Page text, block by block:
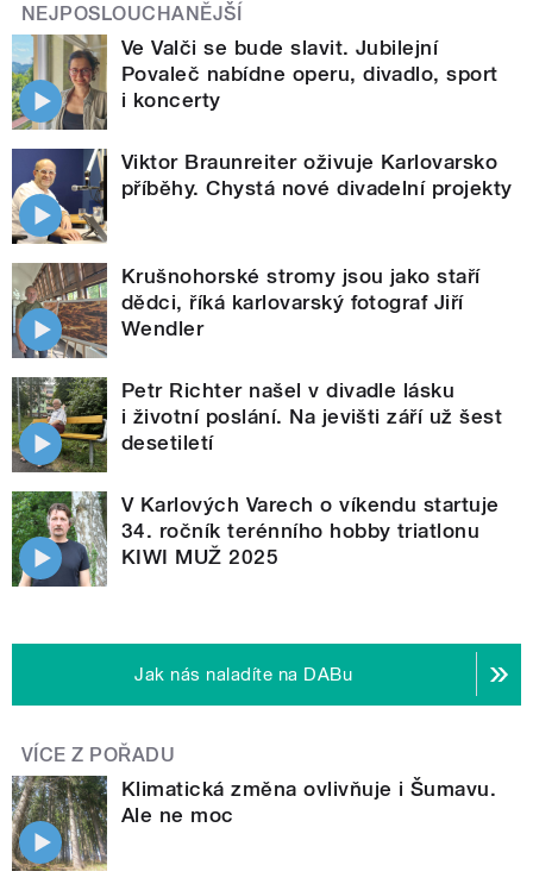
NEJPOSLOUCHANĚJŠÍ
Ve Valči se bude slavit. Jubilejní
Povaleč nabídne operu, divadlo, sport
i koncerty
Viktor Braunreiter oživuje Karlovarsko
příběhy. Chystá nové divadelní projekty
Krušnohorské stromy jsou jako staří
dědci, říká karlovarský fotograf Jiří
Wendler
Petr Richter našel v divadle lásku
i životní poslání. Na jevišti září už šest
desetiletí
V Karlových Varech o víkendu startuje
34. ročník terénního hobby triatlonu
KIWI MUŽ 2025
Jak nás naladíte na DABu
VÍCE Z POŘADU
Klimatická změna ovlivňuje i Šumavu.
Ale ne moc